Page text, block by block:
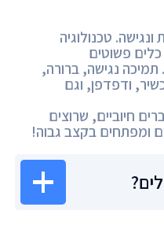
טכנולוגיה
פשוטים
תמיכה נגישה, ברורה,
ודפדפן, וגם
חיוביים, שרוצים
ומפתחים בקצב גבוה!